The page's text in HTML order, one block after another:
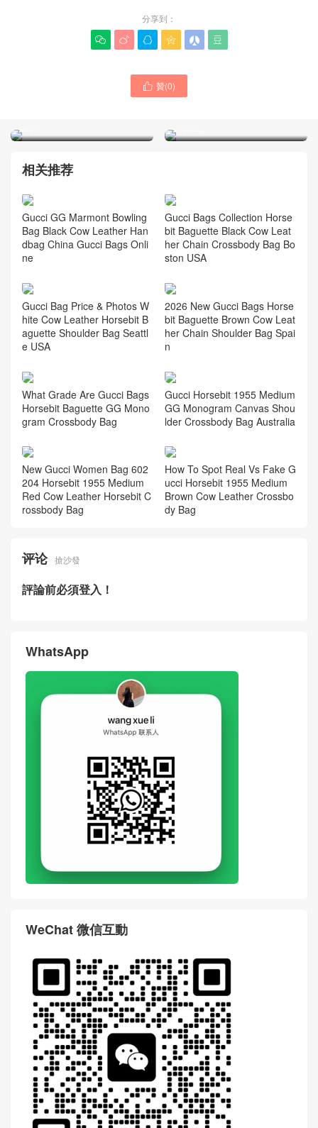
分享到：
     
 贊(0)
GuccI包包經典款式正品專
圖片
GuccI品牌正品官網新款包
片大全
相关推荐
Gucci GG Marmont Bowling
Bag Black Cow Leather Han
dbag China Gucci Bags Onli
ne
Gucci Bags Collection Horse
bit Baguette Black Cow Leat
her Chain Crossbody Bag Bo
ston USA
Gucci Bag Price & Photos W
hite Cow Leather Horsebit B
aguette Shoulder Bag Seattl
e USA
2026 New Gucci Bags Horse
bit Baguette Brown Cow Leat
her Chain Shoulder Bag Spai
n
What Grade Are Gucci Bags
Horsebit Baguette GG Mono
gram Crossbody Bag
Gucci Horsebit 1955 Medium
GG Monogram Canvas Shou
lder Crossbody Bag Australia
New Gucci Women Bag 602
204 Horsebit 1955 Medium
Red Cow Leather Horsebit C
rossbody Bag
How To Spot Real Vs Fake G
ucci Horsebit 1955 Medium
Brown Cow Leather Crossbo
dy Bag
评论 搶沙發
評論前必須登入！
WhatsApp
WeChat 微信互動